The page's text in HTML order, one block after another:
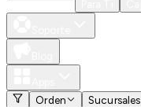
Orden
Sucursales